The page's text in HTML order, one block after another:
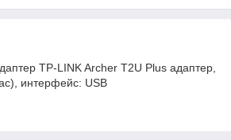
TP-LINK Archer T2U Plus адаптер,
интерфейс: USB